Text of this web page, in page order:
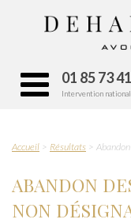
01 85 73
Intervention
Accueil Résultats
ABANDON
NON